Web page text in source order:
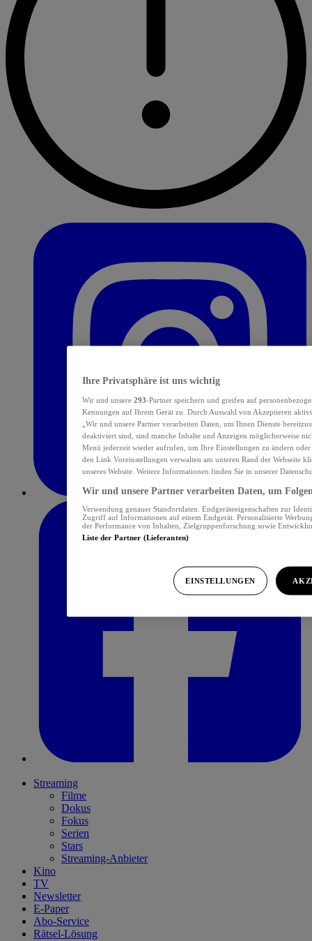
Streaming
Filme
Dokus
Fokus
Serien
Stars
Streaming-Anbieter
Kino
TV
Newsletter
E-Paper
Abo-Service
Rätsel-Lösung
Ihre Privatsphäre ist uns wichtig
Wir und unsere 293-Partner speichern und greifen auf
Kennungen auf Ihrem Gerät zu. Durch Auswahl von Akzeptieren
„Wir und unsere Partner verarbeiten Daten, um Ihnen Dienste
deaktiviert sind, sind manche Inhalte und Anzeigen möglicherweise
Menü jederzeit wieder aufrufen, um Ihre Einstellungen zu ändern
den Link Voreinstellungen verwalten am unteren Rand der Webseite
unseres Website. Weitere Informationen finden Sie in unserer
Wir und unsere Partner verarbeiten Daten, um
Verwendung genauer Standortdaten. Endgeräteeigenschaften zur
Zugriff auf Informationen auf einem Endgerät. Personalisierte
der Performance von Inhalten, Zielgruppenforschung sowie
Liste der Partner (Lieferanten)
EINSTELLUNGEN